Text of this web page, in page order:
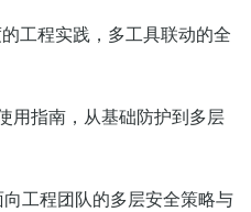
工程实践，多工具联动的全
用指南，从基础防护到多层
工程团队的多层安全策略与